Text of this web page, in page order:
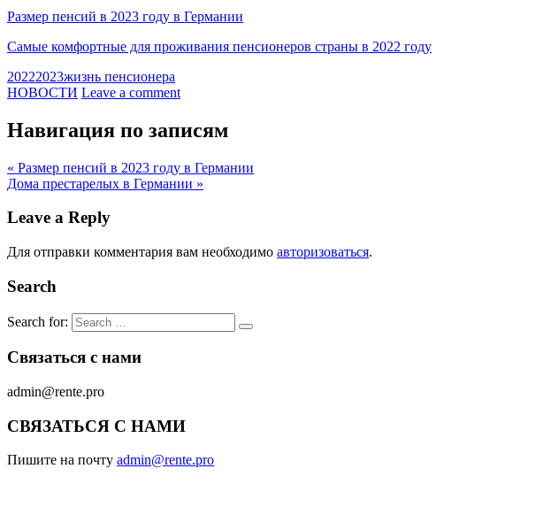
Размер пенсий в 2023 году в Германии
Самые комфортные для проживания пенсионеров страны в 2022 году
20222023жизнь пенсионера
НОВОСТИ Leave a comment
Навигация по записям
« Размер пенсий в 2023 году в Германии
Дома престарелых в Германии »
Leave a Reply
Для отправки комментария вам необходимо авторизоваться.
Search
Search for:
Связаться с нами
admin@rente.pro
СВЯЗАТЬСЯ С НАМИ
Пишите на почту admin@rente.pro